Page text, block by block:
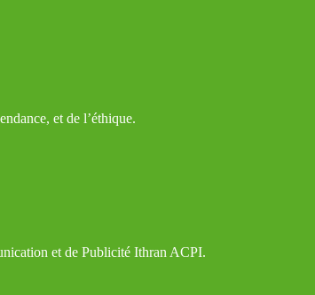
et de l’éthique.
et de Publicité Ithran ACPI.